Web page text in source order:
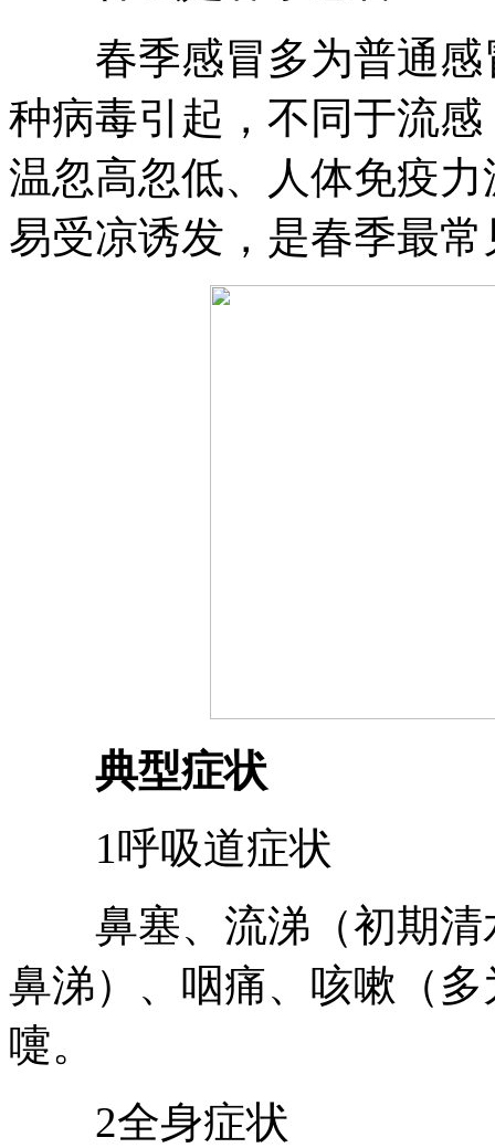
春季感冒多为普通感
种病毒引起，不同于流
温忽高忽低、人体免疫
易受凉诱发，是春季最
典型症状
1呼吸道症状
鼻塞、流涕（初期清
鼻涕）、咽痛、咳嗽（
嚏。
2全身症状